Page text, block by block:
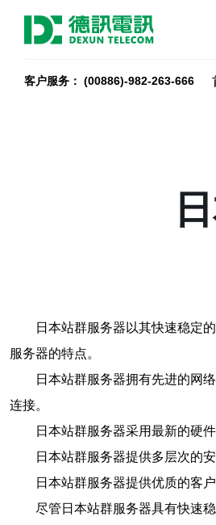
客户服务： (00886)-982-263-666
日本站群服务器以其快速稳定
服务器的特点。
日本站群服务器拥有先进的网
连接。
日本站群服务器采用最新的硬
日本站群服务器提供多层次的
日本站群服务器提供优质的客
尽管日本站群服务器具有快速